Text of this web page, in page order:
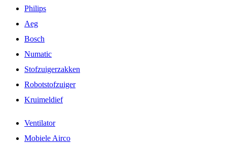
Philips
Aeg
Bosch
Numatic
Stofzuigerzakken
Robotstofzuiger
Kruimeldief
Ventilator
Mobiele Airco